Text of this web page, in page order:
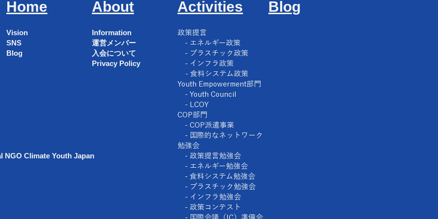
Home
Vision
SNS
Blog
About
Information
運営メンバー
入会について
Privacy Policy
NGO Climate Youth Japan
Activities
​政策提言
- エネルギー政策
- プラスチック政策
- インフラ政策
- 食料システム政策
Youth Empowerment部門
- Youth Council
- LCOY
COP部門
- COP派遣事業
- 国際的なネットワーク
勉強会
- 政策提言勉強会
- エネルギー勉強会
- 食料システム勉強会
- プラスチック勉強会
- インフラ勉強会
- 政策コンテスト
- 国際会議（IC）準備会
Blog